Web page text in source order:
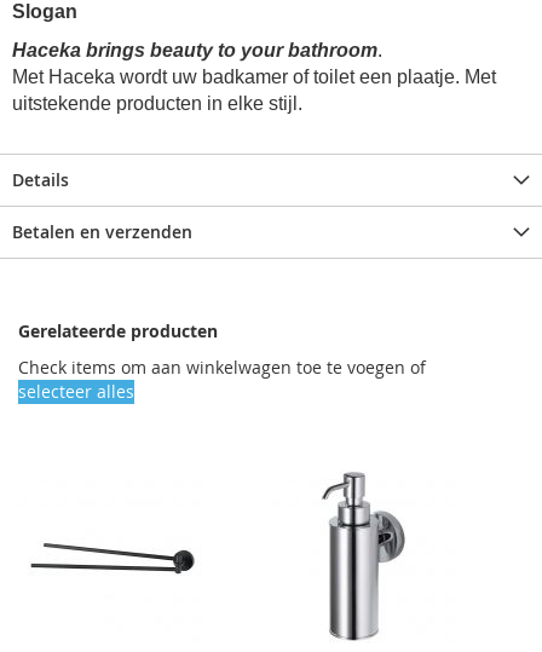
Slogan
Haceka brings beauty to your bathroom.
Met Haceka wordt uw badkamer of toilet een plaatje. Met
uitstekende producten in elke stijl.
Details
Betalen en verzenden
Gerelateerde producten
Check items om aan winkelwagen toe te voegen of
selecteer alles